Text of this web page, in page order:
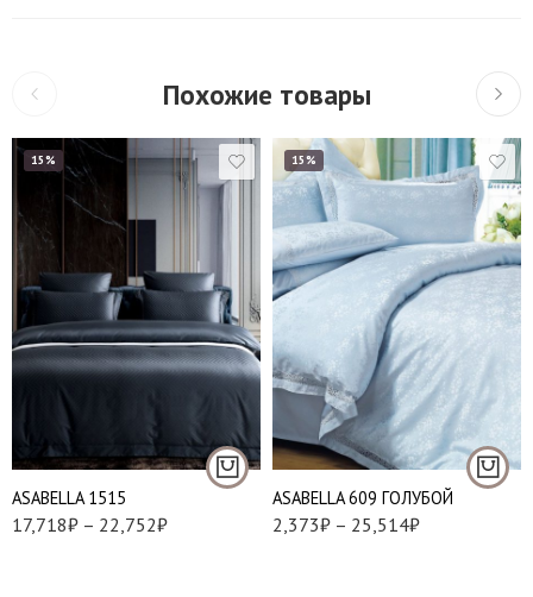
Похожие товары
15%
АSABELLA 1515
17,718₽ – 22,752₽
Евро
Семейный
15%
АSABELLA 609 ГОЛУБОЙ
2,373₽ – 25,514₽
Евро
Семейный
Наволочки 50х70 см
- 2 шт
Наволочки 70х70 см
- 2 шт